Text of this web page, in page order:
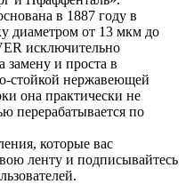
в 1887 году в
диаметром от 13 мкм до
исключительно
замену и проста в
стойкой нержавеющей
она практически не
перерабатывается по
которые вас
ленту и подписывайтесь